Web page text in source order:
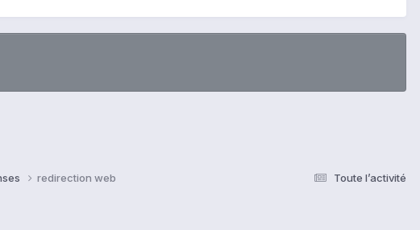
Toute l’activité
redirection web